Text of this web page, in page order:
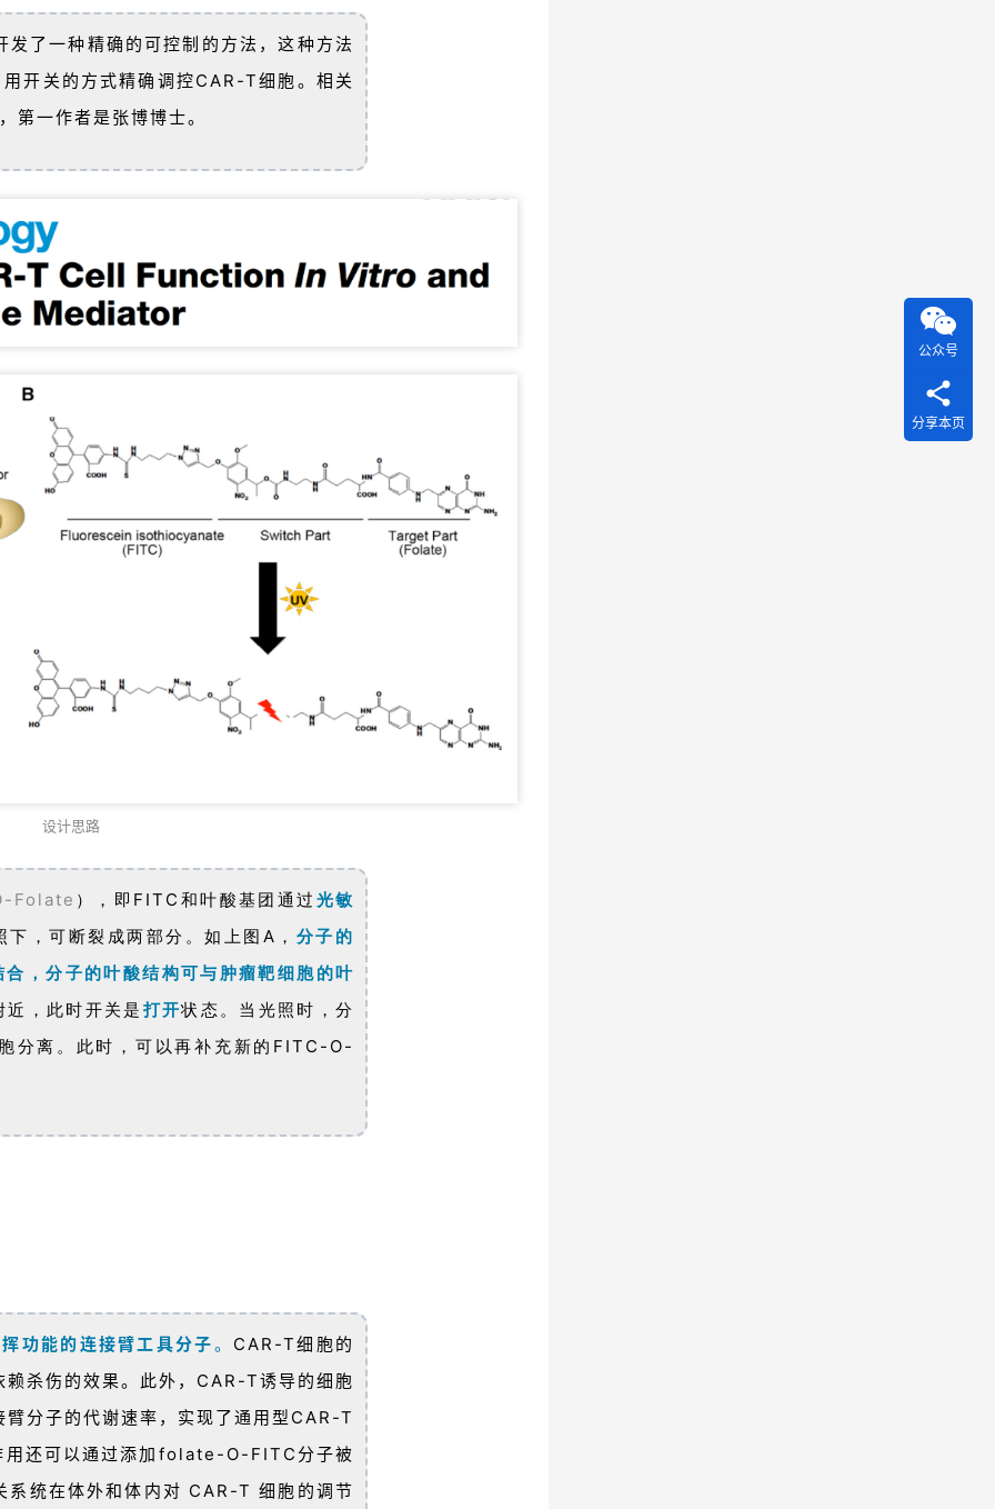
了一种精确的可控制的方法，这种方法
用开关的方式精确调控CAR-T细胞。相关
第一作者是张博博士。
设计思路
Folate ），即FITC和叶酸基团通过 光敏
，可断裂成两部分。如上图A， 分子的
，分子的叶酸结构可与肿瘤靶细胞的叶
近，此时开关是打开状态。当光照时，分
分离。此时，可以再补充新的FITC-O-
功能的连接臂工具分子。 CAR-T细胞的
杀伤的效果。此外，CAR-T诱导的细胞
分子的代谢速率，实现了 通用型CAR-T
用还可以通过添加folate-O-FITC分子被
系统在体外和体内对 CAR-T 细胞的调节
公众号
分享本页